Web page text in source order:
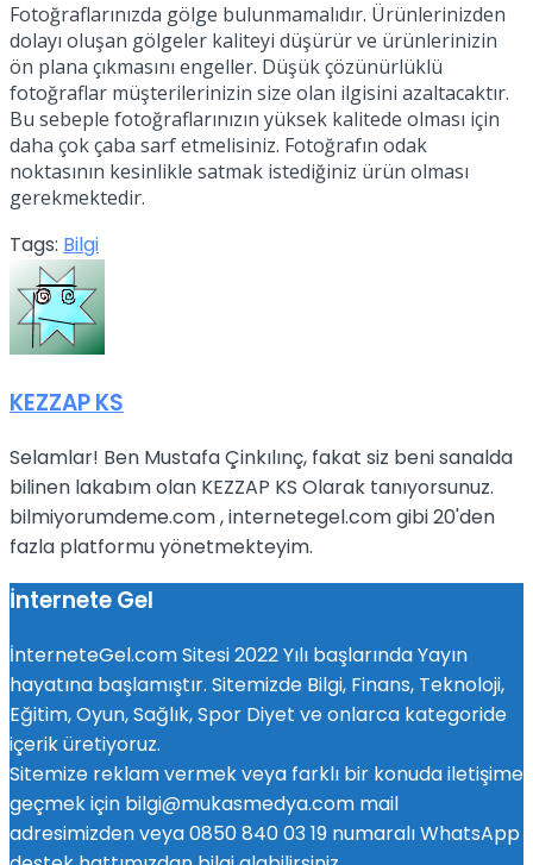
Fotoğraflarınızda gölge bulunmamalıdır. Ürünlerinizden
dolayı oluşan gölgeler kaliteyi düşürür ve ürünlerinizin
ön plana çıkmasını engeller. Düşük çözünürlüklü
fotoğraflar müşterilerinizin size olan ilgisini azaltacaktır.
Bu sebeple fotoğraflarınızın yüksek kalitede olması için
daha çok çaba sarf etmelisiniz. Fotoğrafın odak
noktasının kesinlikle satmak istediğiniz ürün olması
gerekmektedir.
Tags: Bilgi
KEZZAP KS
Selamlar! Ben Mustafa Çinkılınç, fakat siz beni sanalda
bilinen lakabım olan KEZZAP KS Olarak tanıyorsunuz.
bilmiyorumdeme.com , internetegel.com gibi 20'den
fazla platformu yönetmekteyim.
İnternete Gel
İnterneteGel.com Sitesi 2022 Yılı başlarında Yayın
hayatına başlamıştır. Sitemizde Bilgi, Finans, Teknoloji,
Eğitim, Oyun, Sağlık, Spor Diyet ve onlarca kategoride
içerik üretiyoruz.
Sitemize reklam vermek veya farklı bir konuda iletişime
geçmek için bilgi@mukasmedya.com mail
adresimizden veya 0850 840 03 19 numaralı WhatsApp